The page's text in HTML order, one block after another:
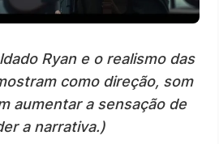
Ryan e o realismo das
como direção, som
aumentar a sensação de
a narrativa.)